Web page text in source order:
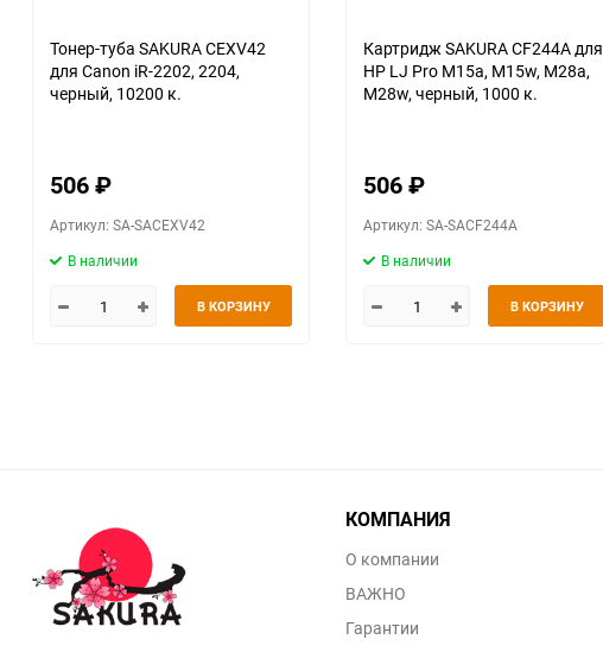
Тонер-туба SAKURA CEXV42
для Canon iR-2202, 2204,
черный, 10200 к.
506₽
Артикул: SA-SACEXV42
В наличии
В КОРЗИНУ
Картридж SAKURA CF244A для
HP LJ Pro M15a, M15w, M28a,
M28w, черный, 1000 к.
506₽
Артикул: SA-SACF244A
В наличии
В КОРЗИНУ
КОМПАНИЯ
О компании
ВАЖНО
Гарантии